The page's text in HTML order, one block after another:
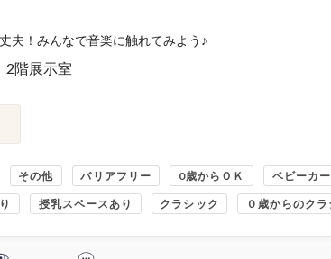
夫！みんなで音楽に触れてみよう♪
階展示室
その他 バリアフリー 0歳からＯＫ ベビーカ
授乳スペースあり クラシック ０歳からのク